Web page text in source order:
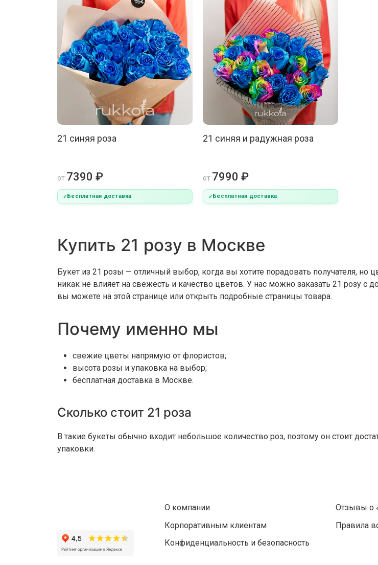
21 синяя роза
от 7390 ₽
Бесплатная доставка
21 синяя и радужная роза
от 7990 ₽
Бесплатная доставка
Купить 21 розу в Москве
Букет из 21 розы — отличный выбор, когда вы хотите порадовать получателя, но
никак не влияет на свежесть и качество цветов. У нас можно заказать 21 розу с
вы можете на этой странице или открыть подробные страницы товара.
Почему именно мы
свежие цветы напрямую от флористов;
высота розы и упаковка на выбор;
бесплатная доставка в Москве.
Сколько стоит 21 роза
В такие букеты обычно входит небольшое количество роз, поэтому он стоит
упаковки.
О компании
Отзывы о
Корпоративным клиентам
Правила
Конфиденциальность и безопасность